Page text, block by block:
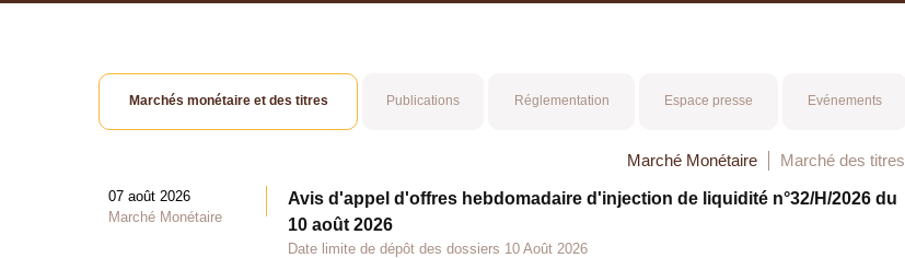
Marchés monétaire et des titres Publications Réglementation Espace presse Evénements
Marché Monétaire Marché des titres
07 août 2026
Marché Monétaire
Avis d'appel d'offres hebdomadaire d'injection de liquidité n°32/H/2026 du
10 août 2026
Date limite de dépôt des dossiers 10 Août 2026